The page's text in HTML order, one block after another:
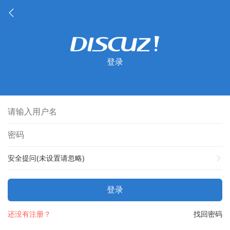
登录
安全提问(未设置请忽略)
登录
找回密码
还没有注册？